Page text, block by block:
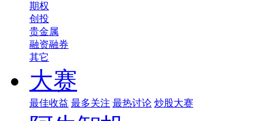
期权
创投
贵金属
融资融券
其它
大赛
最佳收益 最多关注 最热讨论 炒股大赛